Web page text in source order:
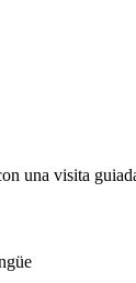
una visita